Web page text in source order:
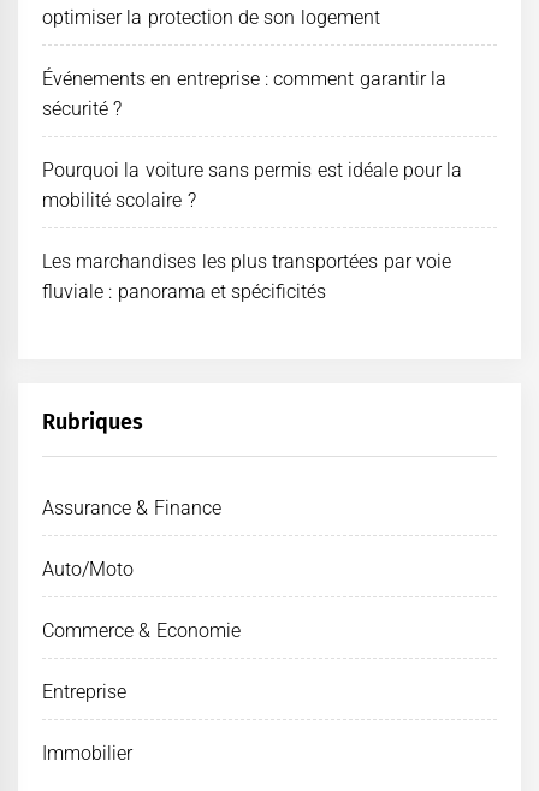
optimiser la protection de son logement
Événements en entreprise : comment garantir la
sécurité ?
Pourquoi la voiture sans permis est idéale pour la
mobilité scolaire ?
Les marchandises les plus transportées par voie
fluviale : panorama et spécificités
Rubriques
Assurance & Finance
Auto/Moto
Commerce & Economie
Entreprise
Immobilier